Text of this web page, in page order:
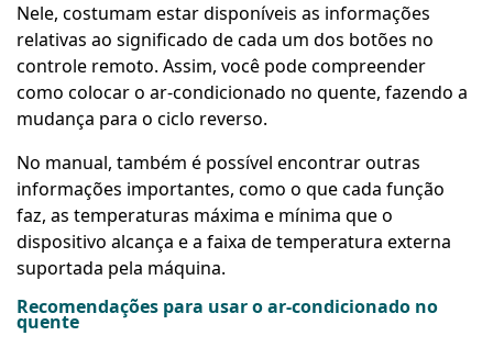
Nele, costumam estar disponíveis as informações
relativas ao significado de cada um dos botões no
controle remoto. Assim, você pode compreender
como colocar o ar-condicionado no quente, fazendo a
mudança para o ciclo reverso.
No manual, também é possível encontrar outras
informações importantes, como o que cada função
faz, as temperaturas máxima e mínima que o
dispositivo alcança e a faixa de temperatura externa
suportada pela máquina.
Recomendações para usar o ar-condicionado no
quente